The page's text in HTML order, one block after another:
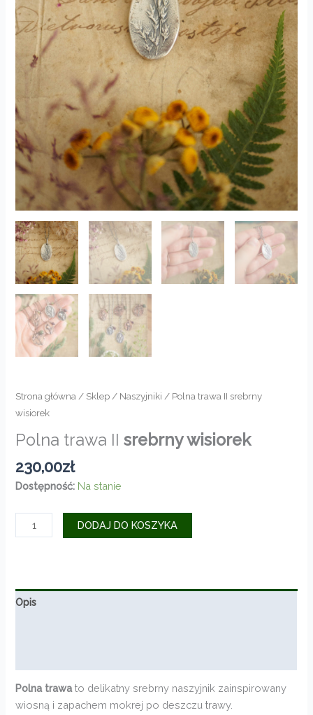
Strona główna / Sklep / Naszyjniki / Polna trawa II srebrny
wisiorek
Polna trawa IIsrebrny wisiorek
230,00zł
Dostępność: Na stanie
ilość
Polna
srebrny
wisiorek
DODAJ DO KOSZYKA
Opis
Polna trawato delikatny srebrny naszyjnik zainspirowany
wiosną i zapachem mokrej po deszczu trawy.